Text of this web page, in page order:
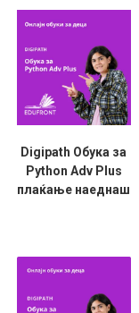
Digipath Обука за
Python Adv Plus
плаќање наеднаш